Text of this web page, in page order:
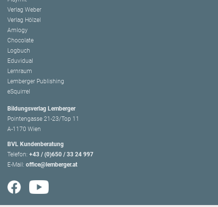
Verlag Weber
Verlag Hölzel
Amlogy
Chocolate
Logbuch
Eduvidual
Lernraum
Lemberger Publishing
eSquirrel
Bildungsverlag Lemberger
Pointengasse 21-23/Top 11
A-1170 Wien
BVL Kundenberatung
Telefon: +43 / (0)650 / 33 24 997
E-Mail: office@lemberger.at